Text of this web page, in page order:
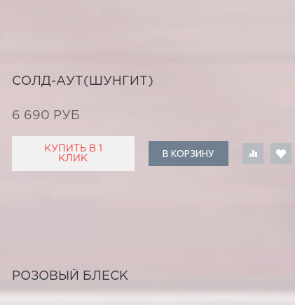
СОЛД-АУТ(ШУНГИТ)
6 690 РУБ
КУПИТЬ В 1
КЛИК
В КОРЗИНУ
РОЗОВЫЙ БЛЕСК